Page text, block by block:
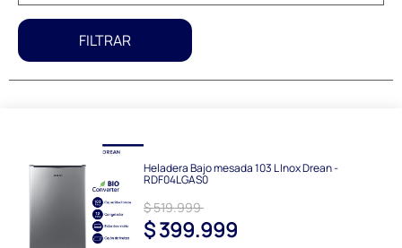
FILTRAR
Heladera Bajo mesada 103 L Inox Drean -
RDF04LGAS0
$ 519.999
$ 399.999